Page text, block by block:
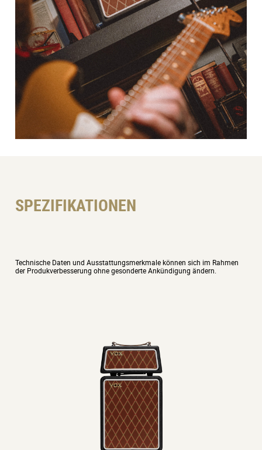
SPEZIFIKATIONEN
Technische Daten und Ausstattungsmerkmale können sich im Rahmen
der Produkverbesserung ohne gesonderte Ankündigung ändern.